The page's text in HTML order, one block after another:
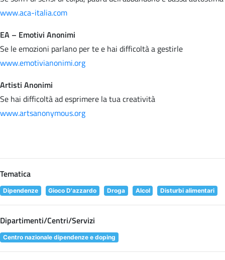
www.aca-italia.com
EA – Emotivi Anonimi
Se le emozioni parlano per te e hai difficoltà a gestirle
www.emotivianonimi.org
Artisti Anonimi
Se hai difficoltà ad esprimere la tua creatività
www.artsanonymous.org
Tematica
Dipendenze Gioco D'azzardo Droga Alcol Disturbi alimentari
Dipartimenti/Centri/Servizi
Centro nazionale dipendenze e doping